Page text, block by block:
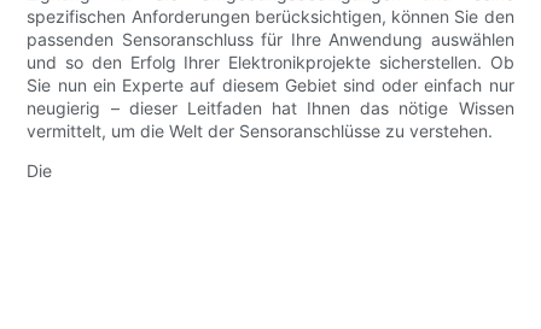
spezifischen Anforderungen berücksichtigen, können Sie den
passenden Sensoranschluss für Ihre Anwendung auswählen
und so den Erfolg Ihrer Elektronikprojekte sicherstellen. Ob
Sie nun ein Experte auf diesem Gebiet sind oder einfach nur
neugierig – dieser Leitfaden hat Ihnen das nötige Wissen
vermittelt, um die Welt der Sensoranschlüsse zu verstehen.
Die